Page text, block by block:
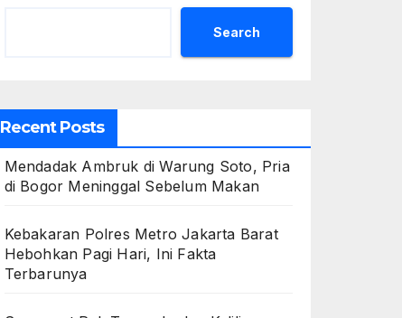
Search
Recent Posts
Mendadak Ambruk di Warung Soto, Pria
di Bogor Meninggal Sebelum Makan
Kebakaran Polres Metro Jakarta Barat
Hebohkan Pagi Hari, Ini Fakta
Terbarunya